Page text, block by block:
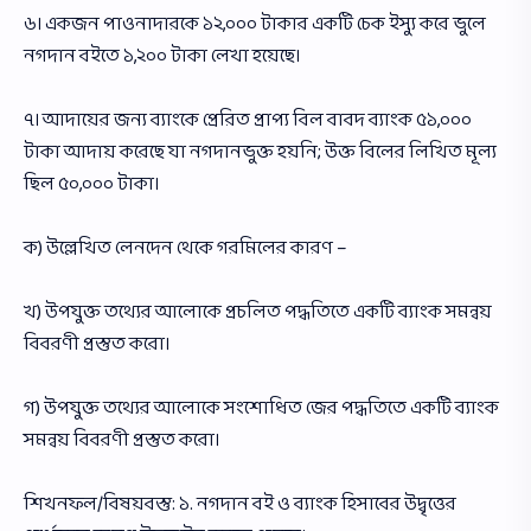
৬। একজন পাওনাদারকে ১২,০০০ টাকার একটি চেক ইস্যু করে ভুলে
নগদান বইতে ১,২০০ টাকা লেখা হয়েছে।
৭। আদায়ের জন্য ব্যাংকে প্রেরিত প্রাপ্য বিল বাবদ ব্যাংক ৫১,০০০
টাকা আদায় করেছে যা নগদানভুক্ত হয়নি; উক্ত বিলের লিখিত মূল্য
ছিল ৫০,০০০ টাকা।
ক) উল্লেখিত লেনদেন থেকে গরমিলের কারণ –
খ) উপযুক্ত তথ্যের আলােকে প্রচলিত পদ্ধতিতে একটি ব্যাংক সমন্বয়
বিবরণী প্রস্তুত করাে।
গ) উপযুক্ত তথ্যের আলােকে সংশােধিত জের পদ্ধতিতে একটি ব্যাংক
সমন্বয় বিবরণী প্রস্তুত করাে।
শিখনফল/বিষয়বস্তু: ১. নগদান বই ও ব্যাংক হিসাবের উদ্বৃত্তের